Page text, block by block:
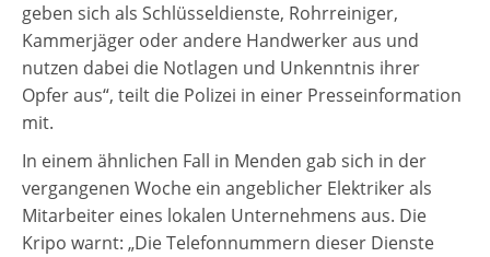
geben sich als Schlüsseldienste, Rohrreiniger,
Kammerjäger oder andere Handwerker aus und
nutzen dabei die Notlagen und Unkenntnis ihrer
Opfer aus“, teilt die Polizei in einer Presseinformation
mit.
In einem ähnlichen Fall in Menden gab sich in der
vergangenen Woche ein angeblicher Elektriker als
Mitarbeiter eines lokalen Unternehmens aus. Die
Kripo warnt: „Die Telefonnummern dieser Dienste